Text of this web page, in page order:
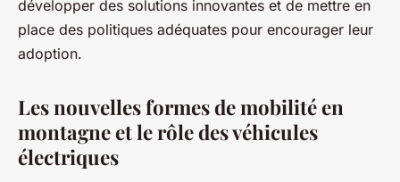
développer des solutions innovantes et de mettre en
place des politiques adéquates pour encourager leur
adoption.
Les nouvelles formes de mobilité en
montagne et le rôle des véhicules
électriques